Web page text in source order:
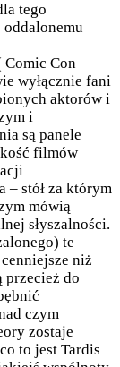
tego
Comic Con
wyłącznie fani
aktorów i
i
są panele
filmów
– stół za którym
mówią
słyszalności.
te
niż
przecież do
czym
zostaje
to jest Tardis